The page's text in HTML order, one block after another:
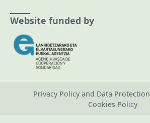
Website funded by
Privacy Policy and Data Protection
Cookies Policy